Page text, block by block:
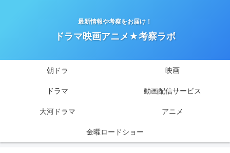
最新情報や考察をお届け！
ドラマ映画アニメ★考察ラボ
朝ドラ 映画
ドラマ 動画配信サービス
大河ドラマ アニメ
金曜ロードショー